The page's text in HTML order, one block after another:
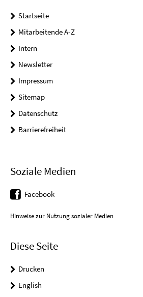
Startseite
Mitarbeitende A-Z
Intern
Newsletter
Impressum
Sitemap
Datenschutz
Barrierefreiheit
Soziale Medien
Facebook
Hinweise zur Nutzung sozialer Medien
Diese Seite
Drucken
English